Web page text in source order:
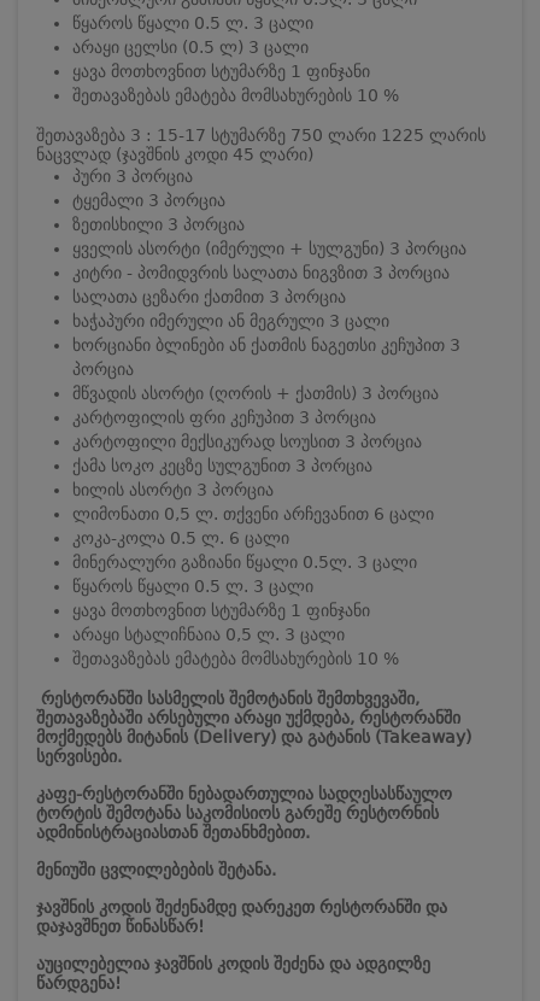
წყაროს წყალი 0.5 ლ. 3 ცალი
არაყი ცელსი (0.5 ლ) 3 ცალი
ყავა მოთხოვნით სტუმარზე 1 ფინჯანი
შეთავაზებას ემატება მომსახურების 10 %
შეთავაზება 3 : 15-17 სტუმარზე 750 ლარი 1225 ლარის
ნაცვლად (ჯავშნის კოდი 45 ლარი)
პური 3 პორცია
ტყემალი 3 პორცია
ზეთისხილი 3 პორცია
ყველის ასორტი (იმერული + სულგუნი) 3 პორცია
კიტრი - პომიდვრის სალათა ნიგვზით 3 პორცია
სალათა ცეზარი ქათმით 3 პორცია
ხაჭაპური იმერული ან მეგრული 3 ცალი
ხორციანი ბლინები ან ქათმის ნაგეთსი კეჩუპით 3
პორცია
მწვადის ასორტი (ღორის + ქათმის) 3 პორცია
კარტოფილის ფრი კეჩუპით 3 პორცია
კარტოფილი მექსიკურად სოუსით 3 პორცია
ქამა სოკო კეცზე სულგუნით 3 პორცია
ხილის ასორტი 3 პორცია
ლიმონათი 0,5 ლ. თქვენი არჩევანით 6 ცალი
კოკა-კოლა 0.5 ლ. 6 ცალი
მინერალური გაზიანი წყალი 0.5ლ. 3 ცალი
წყაროს წყალი 0.5 ლ. 3 ცალი
ყავა მოთხოვნით სტუმარზე 1 ფინჯანი
არაყი სტალიჩნაია 0,5 ლ. 3 ცალი
შეთავაზებას ემატება მომსახურების 10 %
რესტორანში სასმელის შემოტანის შემთხვევაში,
შეთავაზებაში არსებული არაყი უქმდება, რესტორანში
მოქმედებს მიტანის (Delivery) და გატანის (Takeaway)
სერვისები.
კაფე-რესტორანში ნებადართულია სადღესასწაულო
ტორტის შემოტანა საკომისიოს გარეშე რესტორნის
ადმინისტრაციასთან შეთანხმებით.
მენიუში ცვლილებების შეტანა.
ჯავშნის კოდის შეძენამდე დარეკეთ რესტორანში და
დაჯავშნეთ წინასწარ!
აუცილებელია ჯავშნის კოდის შეძენა და ადგილზე
წარდგენა!